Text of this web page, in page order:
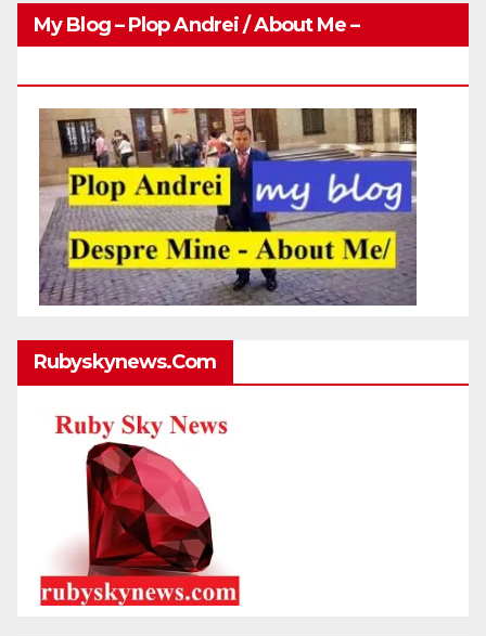
My Blog – Plop Andrei / About Me –
Rubyskynews.com